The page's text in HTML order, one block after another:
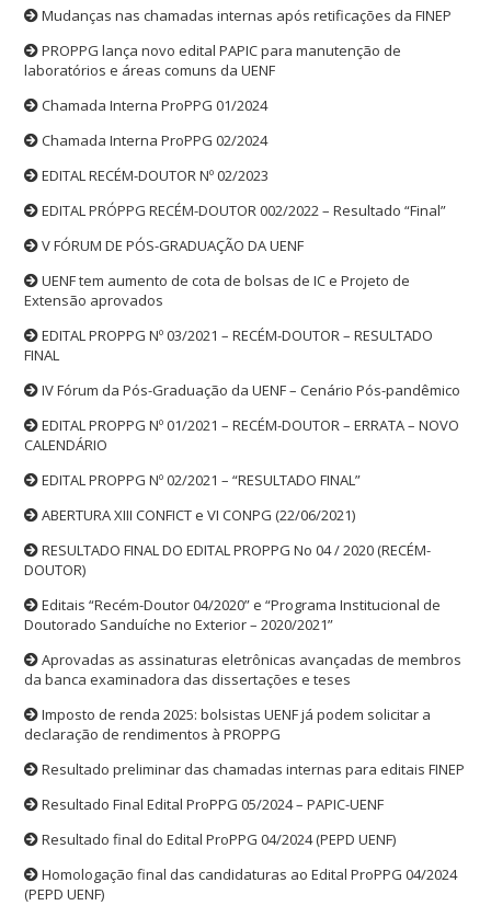
Mudanças nas chamadas internas após retificações da FINEP
PROPPG lança novo edital PAPIC para manutenção de
laboratórios e áreas comuns da UENF
Chamada Interna ProPPG 01/2024
Chamada Interna ProPPG 02/2024
EDITAL RECÉM-DOUTOR Nº 02/2023
EDITAL PRÓPPG RECÉM-DOUTOR 002/2022 – Resultado “Final”
V FÓRUM DE PÓS-GRADUAÇÃO DA UENF
UENF tem aumento de cota de bolsas de IC e Projeto de
Extensão aprovados
EDITAL PROPPG Nº 03/2021 – RECÉM-DOUTOR – RESULTADO
FINAL
IV Fórum da Pós-Graduação da UENF – Cenário Pós-pandêmico
EDITAL PROPPG Nº 01/2021 – RECÉM-DOUTOR – ERRATA – NOVO
CALENDÁRIO
EDITAL PROPPG Nº 02/2021 – “RESULTADO FINAL”
ABERTURA XIII CONFICT e VI CONPG (22/06/2021)
RESULTADO FINAL DO EDITAL PROPPG No 04 / 2020 (RECÉM-
DOUTOR)
Editais “Recém-Doutor 04/2020” e “Programa Institucional de
Doutorado Sanduíche no Exterior – 2020/2021”
Aprovadas as assinaturas eletrônicas avançadas de membros
da banca examinadora das dissertações e teses
Imposto de renda 2025: bolsistas UENF já podem solicitar a
declaração de rendimentos à PROPPG
Resultado preliminar das chamadas internas para editais FINEP
Resultado Final Edital ProPPG 05/2024 – PAPIC-UENF
Resultado final do Edital ProPPG 04/2024 (PEPD UENF)
Homologação final das candidaturas ao Edital ProPPG 04/2024
(PEPD UENF)